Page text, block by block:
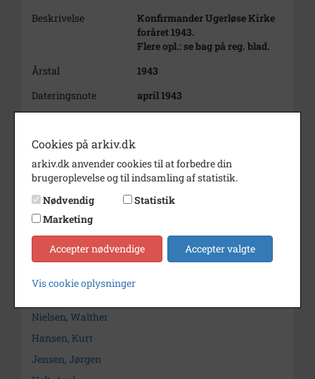
Beskrivelse
Konfirmander Ugerløse Kirke
foråret 1943.
Flere opl.: se bag på reg. blad.
Årstal
1943
Dateringsnote
april 1943
Arkiv
Lokalarkiv
Bøjer, Birthe
Nielsen, Walther
Hansen, Kurt
Jensen, Jørgen
Cookies på arkiv.dk
arkiv.dk anvender cookies til at forbedre din
brugeroplevelse og til indsamling af statistik.
Nødvendig
Statistik
Marketing
Accepter nødvendige Accepter valgte
Vis cookie oplysninger